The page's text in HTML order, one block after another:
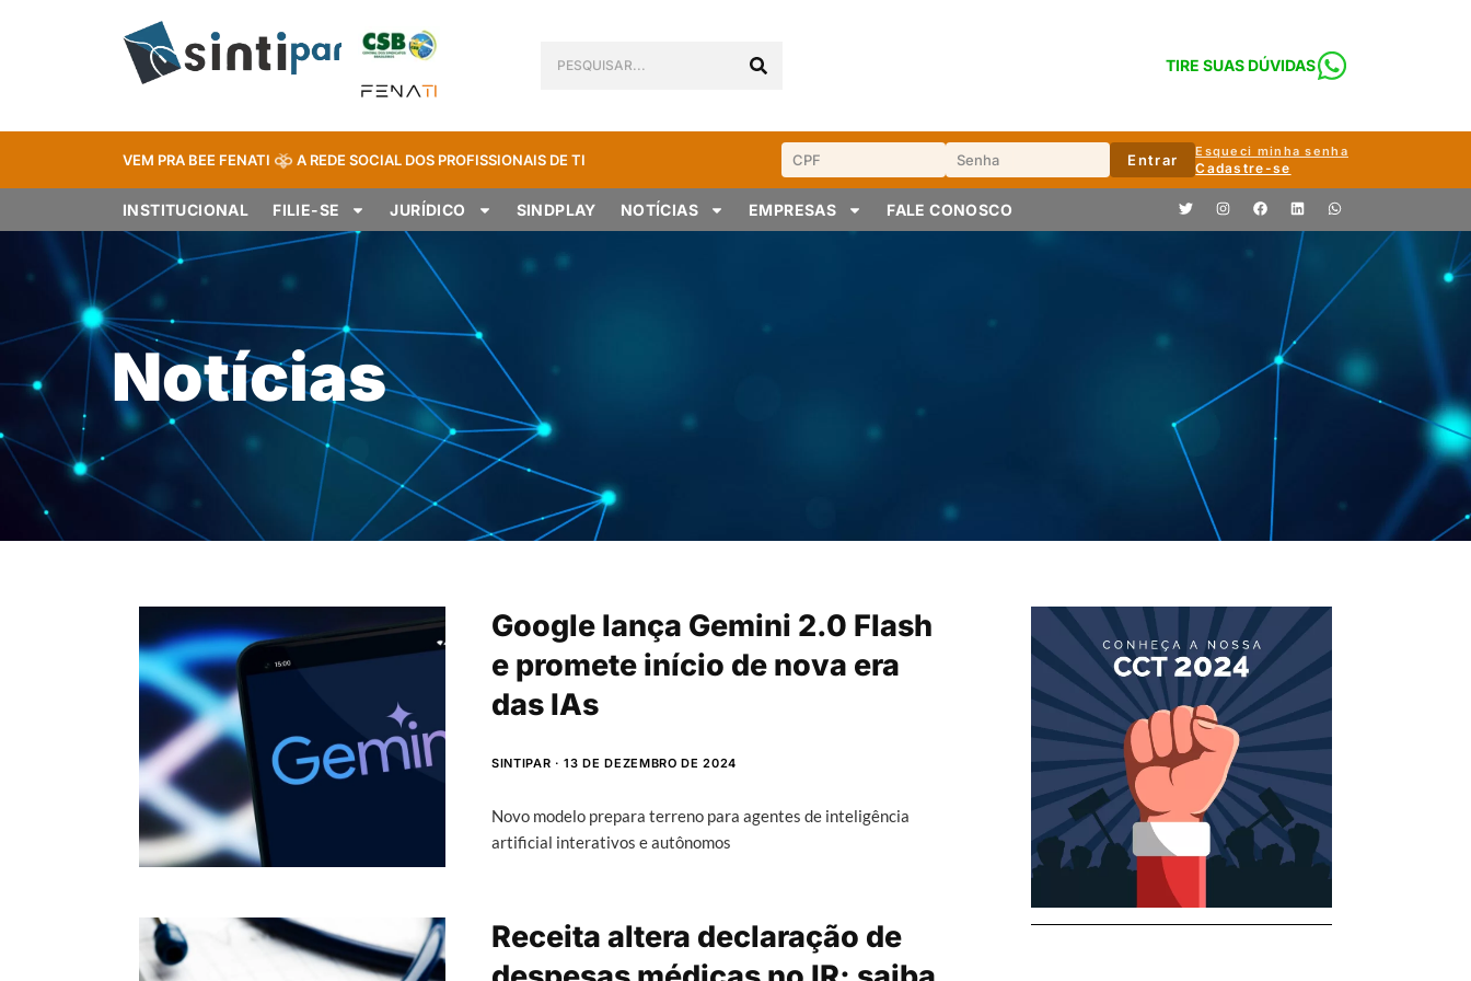
TIRE SUAS DÚVIDAS
VEM PRA BEE FENATI A REDE SOCIAL DOS PROFISSIONAIS DE TI Entrar Esqueci minha senha
Cadastre-se
INSTITUCIONAL FILIE-SE JURÍDICO SINDPLAY NOTÍCIAS EMPRESAS FALE CONOSCO
Notícias
Google lança Gemini 2.0 Flash
e promete início de nova era
das IAs
SINTIPAR 13 DE DEZEMBRO DE 2024
Novo modelo prepara terreno para agentes de inteligência
artificial interativos e autônomos
Receita altera declaração de